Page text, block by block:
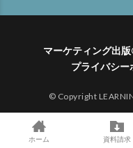
マーケティング出
プライバシー
© Copyright
ホーム 資料請求